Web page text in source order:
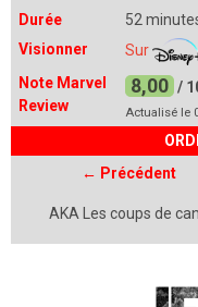
Durée
52
Visionner
Sur
Note Marvel
Review
8,00 /
Actualisé le
← Précédent
AKA Les coups de